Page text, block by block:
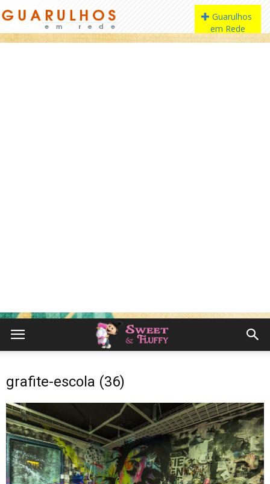
grafite-escola (36)